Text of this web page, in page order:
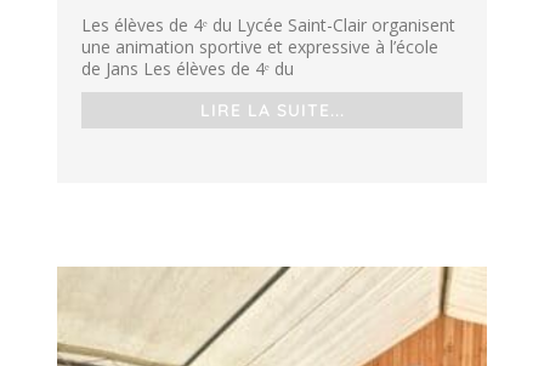
Les élèves de 4ᵉ du Lycée Saint-Clair organisent
une animation sportive et expressive à l’école
de Jans Les élèves de 4ᵉ du
LIRE LA SUITE...